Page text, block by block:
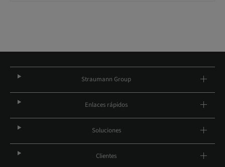
Straumann Group
Enlaces rápidos
Soluciones
Clientes